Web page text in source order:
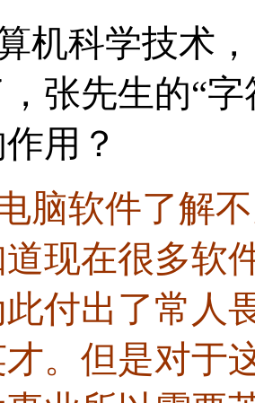
机科学技术
张先生的“
用？
电脑软件了解
现在很多软
付出了常人
才。但是对于